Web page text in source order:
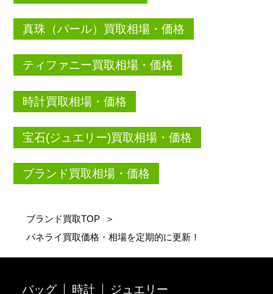
真珠（パール）買取相場・価格
ティファニー買取相場・価格
時計買取相場・価格
宝石(ジュエリー)買取相場・価格
ブランド買取相場・価格
ブランド買取TOP
＞
パネライ買取価格・相場を定期的に更新！
バッグ 時計 ジュエリー